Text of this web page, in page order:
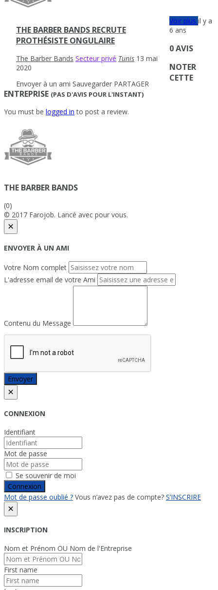
THE BARBER BANDS RECRUTE
PROTHÉSISTE ONGULAIRE
The Barber Bands Secteur privé Tunis 13 mai
2020
Envoyer à un ami Sauvegarder PARTAGER
Voir plusil y a
6 ans
0 AVIS
NOTER
CETTE
ENTREPRISE (PAS D'AVIS POUR L'INSTANT)
You must be logged in to post a review.
THE BARBER BANDS
(0)
© 2017 Farojob. Lancé avec pour vous.
×
ENVOYER À UN AMI
Votre Nom complet
L'adresse email de votre Ami
Contenu du Message
Envoyer
×
CONNEXION
Identifiant
Mot de passe
Se souvenir de moi
Connexion
Mot de passe oublié ? Vous n’avez pas de compte? S’INSCRIRE
×
INSCRIPTION
Nom et Prénom OU Nom de l'Entreprise
First name